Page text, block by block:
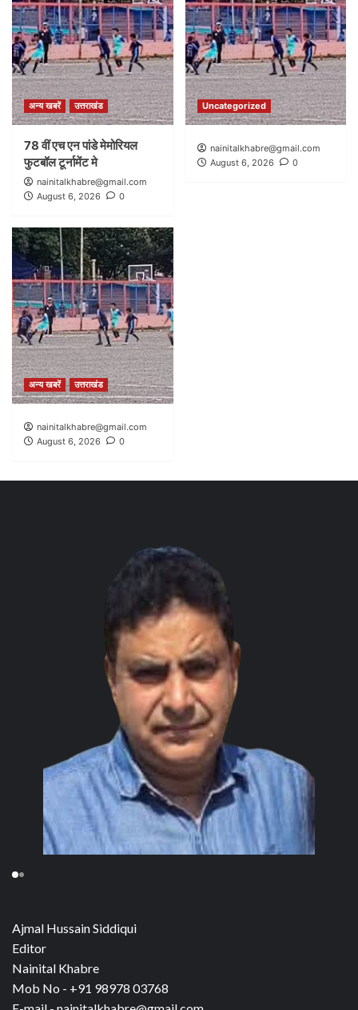
अन्य खबरें उत्तराखंड
78 वीं एच एन पांडे मेमोरियल
फुटबॉल टूर्नामेंट मे
nainitalkhabre@gmail.com
August 6, 2026
0
Uncategorized
nainitalkhabre@gmail.com
August 6, 2026
0
अन्य खबरें उत्तराखंड
nainitalkhabre@gmail.com
August 6, 2026
0
Ajmal Hussain Siddiqui
Editor
Nainital Khabre
Mob No - +91 98978 03768